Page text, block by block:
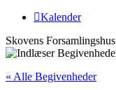
Kalender
Skovens Forsamlingshus
« Alle Begivenheder